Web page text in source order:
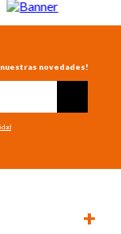
novedades!
+